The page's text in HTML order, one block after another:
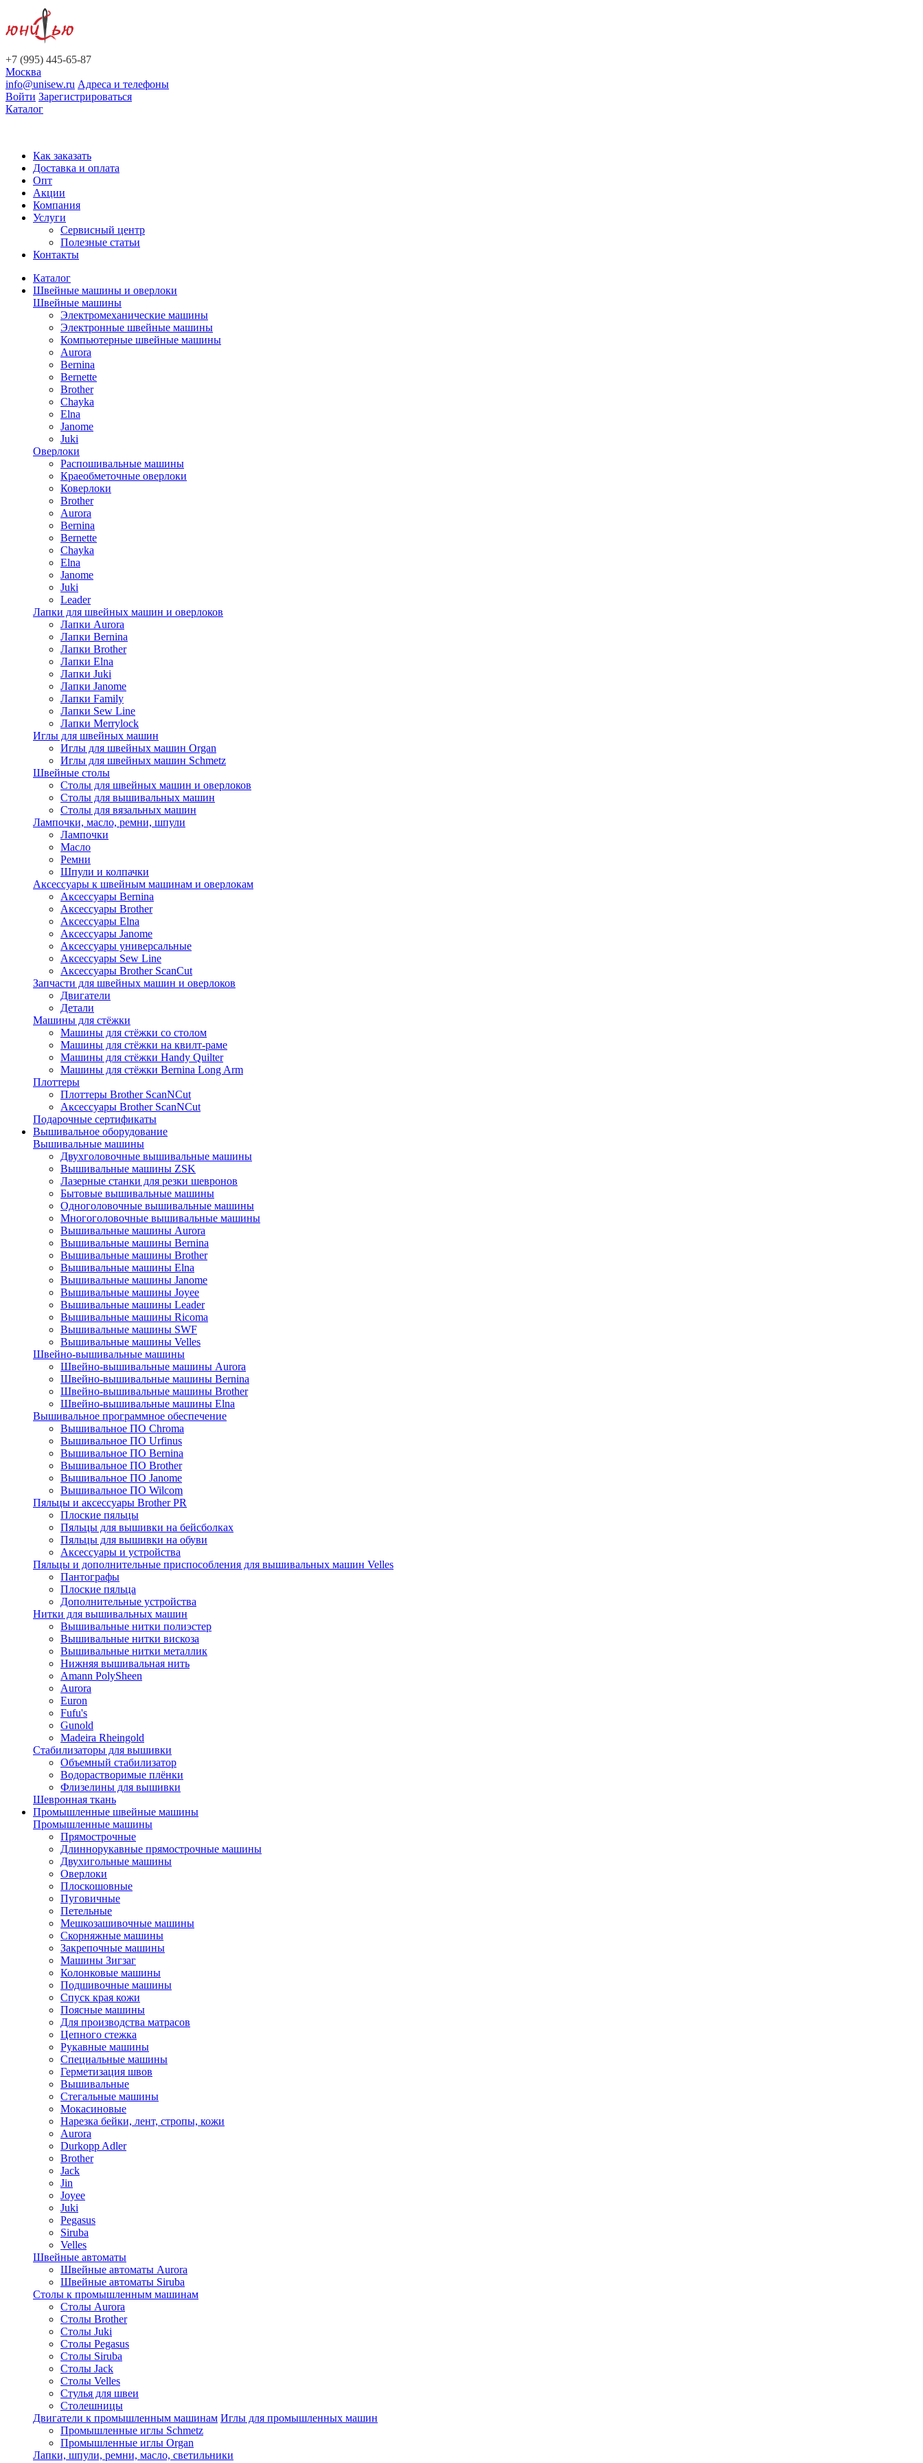
+7 (995) 445-65-87
Москва
info@unisew.ru Адреса и телефоны
Войти Зарегистрироваться
Каталог
Как заказать
Доставка и оплата
Опт
Акции
Компания
Услуги
Сервисный центр
Полезные статьи
Контакты
Каталог
Швейные машины и оверлоки
Швейные машины
Электромеханические машины
Электронные швейные машины
Компьютерные швейные машины
Aurora
Bernina
Bernette
Brother
Chayka
Elna
Janome
Juki
Оверлоки
Распошивальные машины
Краеобметочные оверлоки
Коверлоки
Brother
Aurora
Bernina
Bernette
Chayka
Elna
Janome
Juki
Leader
Лапки для швейных машин и оверлоков
Лапки Aurora
Лапки Bernina
Лапки Brother
Лапки Elna
Лапки Juki
Лапки Janome
Лапки Family
Лапки Sew Line
Лапки Merrylock
Иглы для швейных машин
Иглы для швейных машин Organ
Иглы для швейных машин Schmetz
Швейные столы
Столы для швейных машин и оверлоков
Столы для вышивальных машин
Столы для вязальных машин
Лампочки, масло, ремни, шпули
Лампочки
Масло
Ремни
Шпули и колпачки
Аксессуары к швейным машинам и оверлокам
Аксессуары Bernina
Аксессуары Brother
Аксессуары Elna
Аксессуары Janome
Аксессуары универсальные
Аксессуары Sew Line
Аксессуары Brother ScanCut
Запчасти для швейных машин и оверлоков
Двигатели
Детали
Машины для стёжки
Машины для стёжки со столом
Машины для стёжки на квилт-раме
Машины для стёжки Handy Quilter
Машины для стёжки Bernina Long Arm
Плоттеры
Плоттеры Brother ScanNCut
Аксессуары Brother ScanNCut
Подарочные сертификаты
Вышивальное оборудование
Вышивальные машины
Двухголовочные вышивальные машины
Вышивальные машины ZSK
Лазерные станки для резки шевронов
Бытовые вышивальные машины
Одноголовочные вышивальные машины
Многоголовочные вышивальные машины
Вышивальные машины Aurora
Вышивальные машины Bernina
Вышивальные машины Brother
Вышивальные машины Elna
Вышивальные машины Janome
Вышивальные машины Joyee
Вышивальные машины Leader
Вышивальные машины Ricoma
Вышивальные машины SWF
Вышивальные машины Velles
Швейно-вышивальные машины
Швейно-вышивальные машины Aurora
Швейно-вышивальные машины Bernina
Швейно-вышивальные машины Brother
Швейно-вышивальные машины Elna
Вышивальное программное обеспечение
Вышивальное ПО Chroma
Вышивальное ПО Urfinus
Вышивальное ПО Bernina
Вышивальное ПО Brother
Вышивальное ПО Janome
Вышивальное ПО Wilcom
Пяльцы и аксессуары Brother PR
Плоские пяльцы
Пяльцы для вышивки на бейсболках
Пяльцы для вышивки на обуви
Аксессуары и устройства
Пяльцы и дополнительные приспособления для вышивальных машин Velles
Пантографы
Плоские пяльца
Дополнительные устройства
Нитки для вышивальных машин
Вышивальные нитки полиэстер
Вышивальные нитки вискоза
Вышивальные нитки металлик
Нижняя вышивальная нить
Amann PolySheen
Aurora
Euron
Fufu's
Gunold
Madeira Rheingold
Стабилизаторы для вышивки
Объемный стабилизатор
Водорастворимые плёнки
Флизелины для вышивки
Шевронная ткань
Промышленные швейные машины
Промышленные машины
Прямострочные
Длиннорукавные прямострочные машины
Двухигольные машины
Оверлоки
Плоскошовные
Пуговичные
Петельные
Мешкозашивочные машины
Скорняжные машины
Закрепочные машины
Машины Зигзаг
Колонковые машины
Подшивочные машины
Спуск края кожи
Поясные машины
Для производства матрасов
Цепного стежка
Рукавные машины
Специальные машины
Герметизация швов
Вышивальные
Стегальные машины
Мокасиновые
Нарезка бейки, лент, стропы, кожи
Aurora
Durkopp Adler
Brother
Jack
Jin
Joyee
Juki
Pegasus
Siruba
Velles
Швейные автоматы
Швейные автоматы Aurora
Швейные автоматы Siruba
Столы к промышленным машинам
Столы Aurora
Столы Brother
Столы Juki
Столы Pegasus
Столы Siruba
Столы Jack
Столы Velles
Стулья для швеи
Столешницы
Двигатели к промышленным машинам Иглы для промышленных машин
Промышленные иглы Schmetz
Промышленные иглы Organ
Лапки, шпули, ремни, масло, светильники